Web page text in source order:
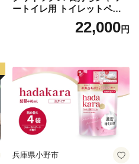
ートイレ用 トイレットペー
パー（ダブル）64ロール(8ロ
ール×8パック) 開成町 トイレ
蓄 防災 エコ 消耗品 生活雑貨
生活用品 無香料 トイレット
ペーパー ダブル といれっと
ぺーぱー トイレ クレシア ト
イレットペーパー [BDBH002
-1]
22,000円
兵庫県小野市